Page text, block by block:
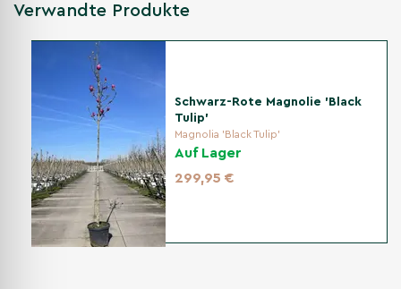
Andere Kategorien
Alleebäume
Verwandte Produkte
Schwarz-Rote Magnolie 'Black
Tulip'
Magnolia 'Black Tulip'
Auf Lager
299,95 €